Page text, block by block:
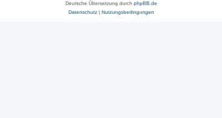
Deutsche Übersetzung durch phpBB.de
Datenschutz| Nutzungsbedingungen